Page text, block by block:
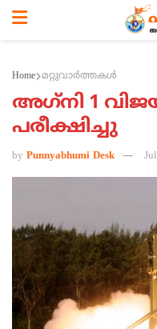
Home മറ്റുവാര്‍ത്തകള്‍
അഗ്‌നി 1
പരീക്ഷിച്ചു
by Punnyabhumi Desk